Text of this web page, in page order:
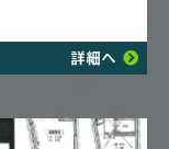
詳細へ